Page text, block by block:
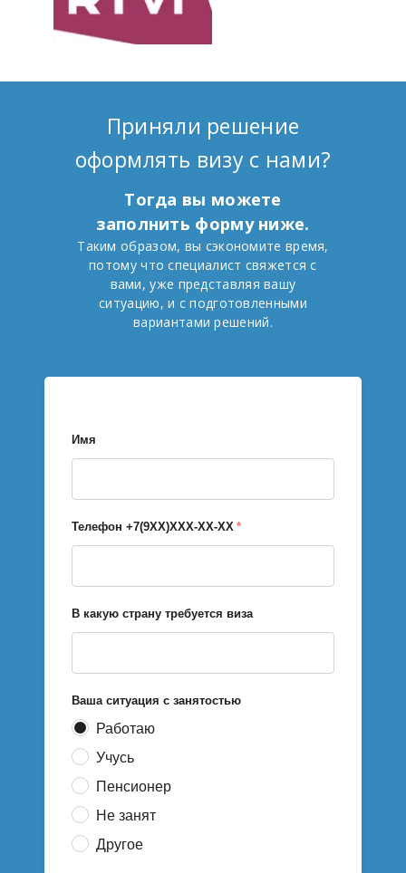
Приняли решение
оформлять визу с нами?
Тогда вы можете
заполнить форму ниже.
Таким образом, вы сэкономите время,
потому что специалист свяжется с
вами, уже представляя вашу
ситуацию, и с подготовленными
вариантами решений.
Имя
Телефон +7(9ХХ)ХХХ-ХХ-ХХ *
В какую страну требуется виза
Ваша ситуация с занятостью
Работаю
Учусь
Пенсионер
Не занят
Другое